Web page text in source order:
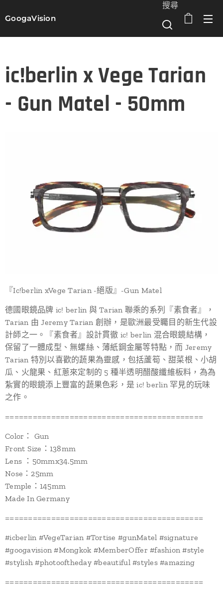
GoogaVision
搜尋
ic!berlin x Vege Tarian
- Gun Matel - 50mm
『Ic!berlin xVege Tarian -絕版』-Gun Matel
德國眼鏡品牌 ic! berlin 與 Tarian 聯乘的系列『素食者』，
Tarian 由 Jeremy Tarian 創辦，是歐洲最受矚目的新生代設
計師之一。『素食者』設計貫徹 ic! berlin 混合眼鏡結構，
保留了一體成型、無螺絲、薄紙鋼金屬等特點，而 Jeremy
Tarian 特別以喜歡的蔬果為靈感，包括蘆筍、甜菜根、小胡
瓜、火龍果、紅蔥來定制的 5 種半透明醋酸纖維板料，為為
紮實的眼鏡添上豐富的蔬果色彩，是 ic! berlin 罕見的玩味
之作。
===========================================
Color： Gun
Front Size：138mm
Lens ：50mmx34.5mm
Nose：25mm
Temple：145mm
Made In Germany
===========================================
#icberlin #VegeTarian #Tortise #gunMatel #signature
#googavision #Mongkok #MemberOffer #fashion #style
#stylish #photooftheday #beautiful #styles #amazing
===========================================